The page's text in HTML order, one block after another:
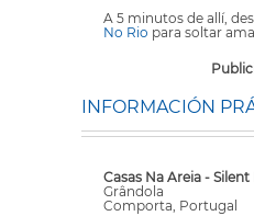
A 5 minutos de allí,
No Rio para soltar
INFORMACIÓN
Casas Na Areia -
Grândola
Comporta, Portugal